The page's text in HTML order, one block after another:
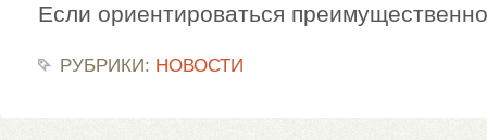
Если ориентироваться
РУБРИКИ: НОВОСТИ